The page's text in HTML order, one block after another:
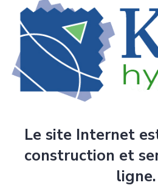
Le site Internet
construction et
ligne.